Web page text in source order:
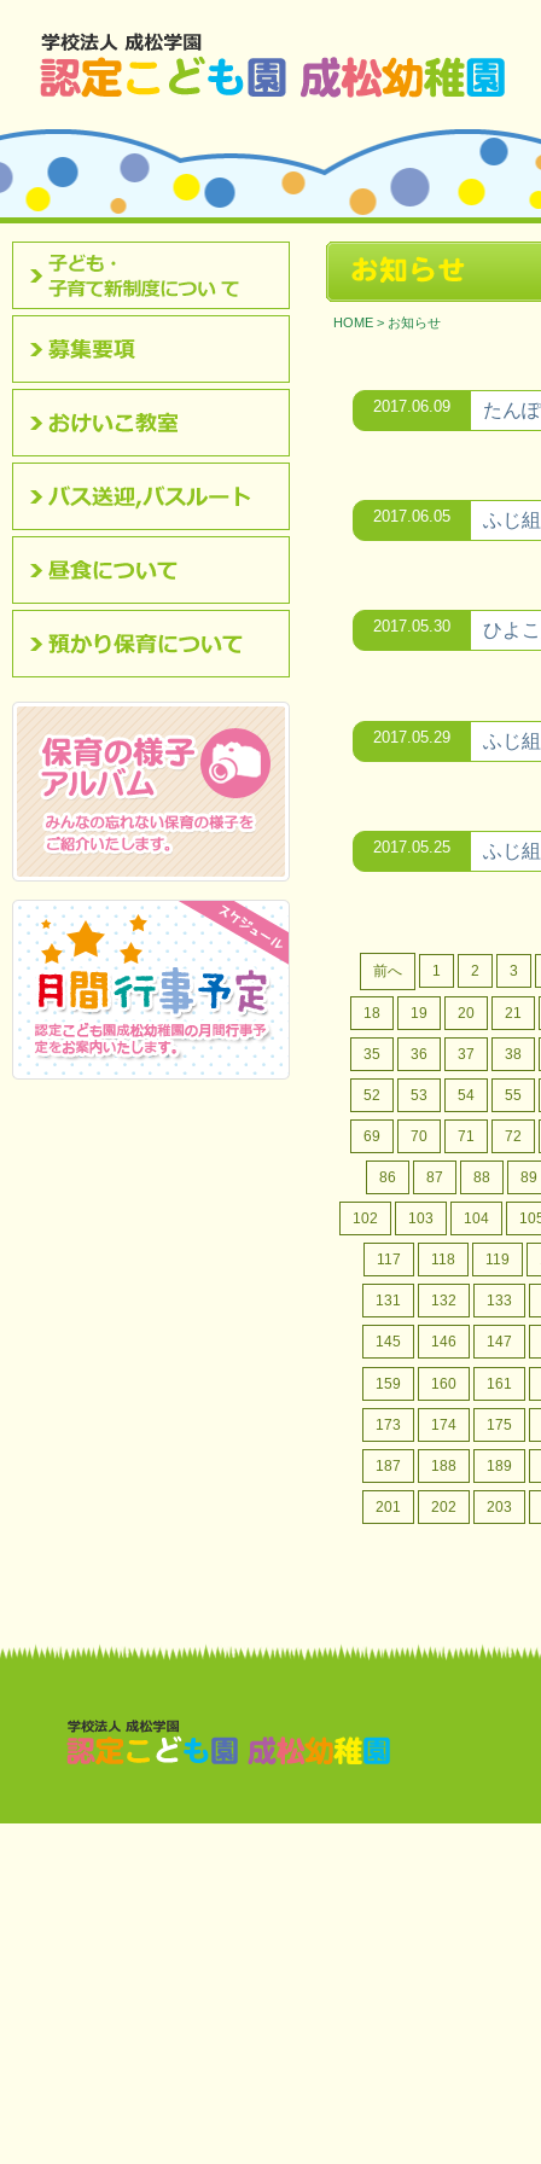
HOME> お知らせ
2017.06.09 たん
2017.06.05 ふじ
2017.05.30 ひよ
2017.05.29 ふじ
2017.05.25 ふじ
前へ 1 2 3
18 19 20 21
35 36 37 38
52 53 54 55
69 70 71 72
86 87 88 89
102 103 104
117 118 119
131 132 133
145 146 147
159 160 161
173 174 175
187 188 189
201 202 203
認定こども園について
募集要項
おけいこ教室
バス送迎,バスルート
昼食について
育の様子をご紹介いたします。